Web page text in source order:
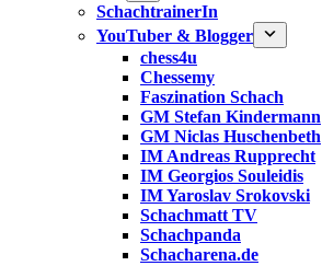
SchachtrainerIn
YouTuber & Blogger
chess4u
Chessemy
Faszination Schach
GM Stefan Kindermann
GM Niclas Huschenbeth
IM Andreas Rupprecht
IM Georgios Souleidis
IM Yaroslav Srokovski
Schachmatt TV
Schachpanda
Schacharena.de